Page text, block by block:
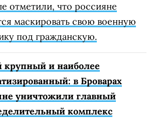
отметили, что россияне
маскировать свою военную
под гражданскую.
и наиболее
в Броварах
уничтожили главный
комплекс